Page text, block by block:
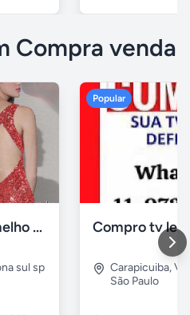
Compra venda
Vestido de festa vermelho com brilho e pedraria
sul sp
Popular
Compro tv
Carapicuiba,
São Paulo